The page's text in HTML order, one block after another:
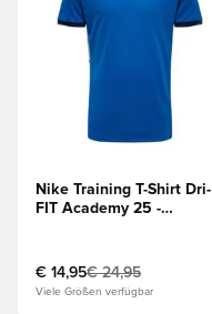
Nike Training T-Shirt Dri-
FIT Academy 25 -
€ 14,95€ 24,95
Viele Größen verfügbar